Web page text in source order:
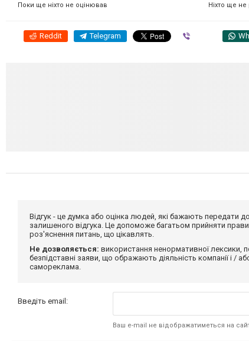
Поки ще ніхто не оцінював Ніхто ще
Reddit Telegram
Відгук - це думка або оцінка людей, які бажають
залишеного відгука. Це допоможе багатьом прийняти
роз'яснення питань, що цікавлять.
Не дозволяється: використання ненормативної лексики,
безпідставні заяви, що ображають діяльність компанії і /
самореклама.
Введіть email:
Ваш e-mail не відображатиметься на